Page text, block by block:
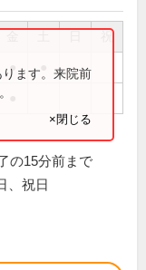
祝
●ます。来院前
×閉じる
の15分前まで
、祝日